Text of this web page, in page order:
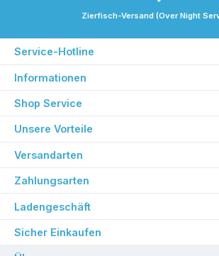
Zierfisch-Versand (Over Night
Service-Hotline
Informationen
Shop Service
Unsere Vorteile
Versandarten
Zahlungsarten
Ladengeschäft
Sicher Einkaufen